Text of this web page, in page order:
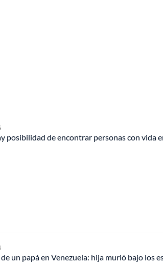
posibilidad de encontrar personas con vida
un papá en Venezuela: hija murió bajo los